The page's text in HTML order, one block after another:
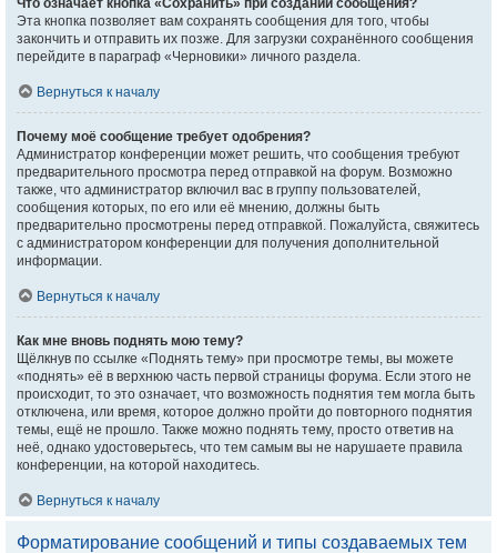
Что означает кнопка «Сохранить» при создании сообщения?
Эта кнопка позволяет вам сохранять сообщения для того, чтобы
закончить и отправить их позже. Для загрузки сохранённого сообщения
перейдите в параграф «Черновики» личного раздела.
Вернуться к началу
Почему моё сообщение требует одобрения?
Администратор конференции может решить, что сообщения требуют
предварительного просмотра перед отправкой на форум. Возможно
также, что администратор включил вас в группу пользователей,
сообщения которых, по его или её мнению, должны быть
предварительно просмотрены перед отправкой. Пожалуйста, свяжитесь
с администратором конференции для получения дополнительной
информации.
Вернуться к началу
Как мне вновь поднять мою тему?
Щёлкнув по ссылке «Поднять тему» при просмотре темы, вы можете
«поднять» её в верхнюю часть первой страницы форума. Если этого не
происходит, то это означает, что возможность поднятия тем могла быть
отключена, или время, которое должно пройти до повторного поднятия
темы, ещё не прошло. Также можно поднять тему, просто ответив на
неё, однако удостоверьтесь, что тем самым вы не нарушаете правила
конференции, на которой находитесь.
Вернуться к началу
Форматирование сообщений и типы создаваемых тем